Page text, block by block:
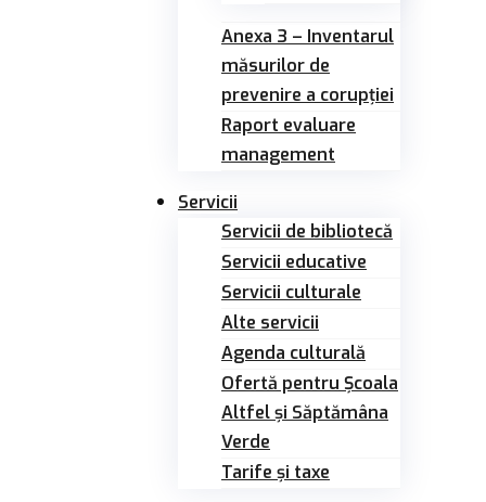
Anexa 3 – Inventarul
măsurilor de
prevenire a corupției
Raport evaluare
management
Servicii
Servicii de bibliotecă
Servicii educative
Servicii culturale
Alte servicii
Agenda culturală
Ofertă pentru Şcoala
Altfel și Săptămâna
Verde
Tarife și taxe